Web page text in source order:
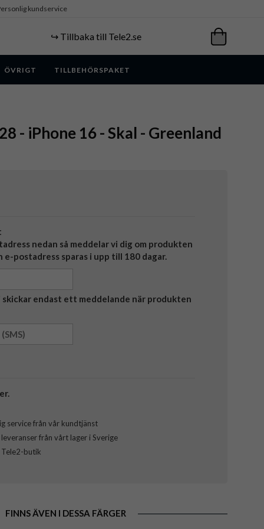
kundservice
↪️ Tillbaka till Tele2.se
ÖVRIGT TILLBEHÖRSPAKET
- iPhone 16 - Skal - Greenland
nedan så meddelar vi dig om produkten
e-postadress sparas i upp till 180 dagar.
skickar endast ett meddelande när produkten
service från vår kundtjänst
från vårt lager i Sverige
butik
FINNS ÄVEN I DESSA FÄRGER